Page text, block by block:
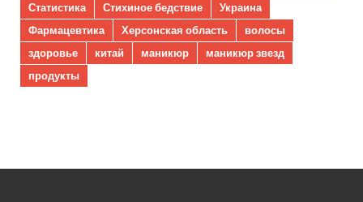
Статистика
Стихиное бедствие
Украина
Фармацевтика
Херсонская область
волосы
здоровье
китай маникюр
маникюр звезд
продукты